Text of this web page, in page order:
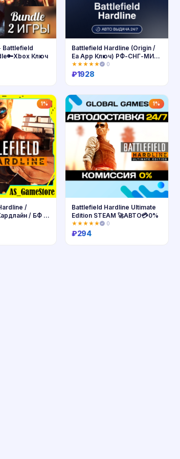
Battlefield
Ключ
Battlefield Hardline (Origin /
Ea App Ключ) РФ-СНГ-МИР
+ ПОДАРОК
★★★★★ 0
₽1928
1%
/
/ БФ |
EGS
1%
Battlefield Hardline Ultimate
Edition STEAM 🚀АВТО💳0%
★★★★★ 0
₽294